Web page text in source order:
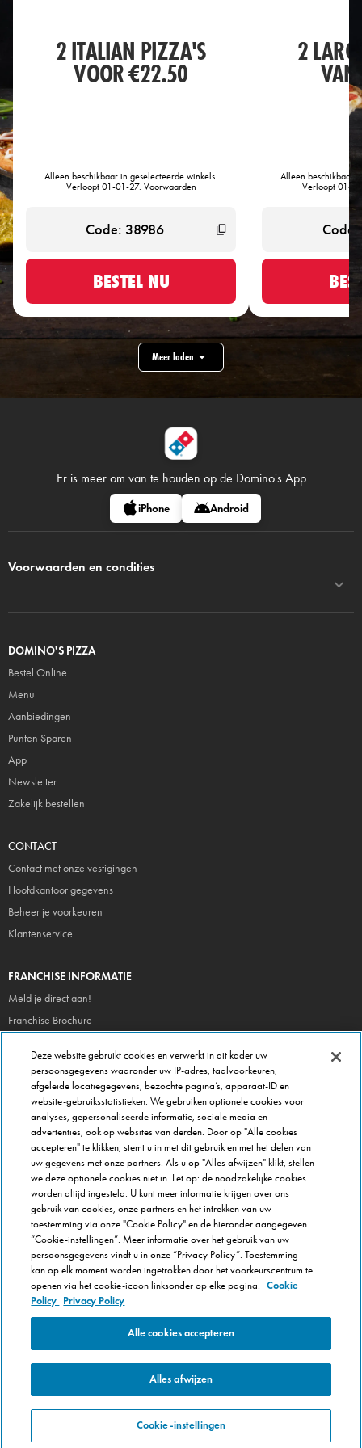
2 ITALIAN PIZZA'S
VOOR €22.50
Alleen beschikbaar in geselecteerde winkels.
Verloopt 01-01-27. Voorwaarden
BESTEL NU
2
Alleen beschikbaar
Verloopt 01-
Meer laden
Er is meer om van te houden op de Domino's App
iPhone Android
Voorwaarden en condities
DOMINO'S PIZZA
Bestel Online
Menu
Aanbiedingen
Punten Sparen
App
Newsletter
Zakelijk bestellen
CONTACT
Contact met onze vestigingen
Hoofdkantoor gegevens
Beheer je voorkeuren
Klantenservice
FRANCHISE INFORMATIE
Meld je direct aan!
Franchise Brochure
OVER DOMINOS
Newsroom
Werken bij Domino's
Care Team (voor medewerkers)
Scam waarschuwing
Privacybeleid
Voorwaarden & Condities
Cookie Policy
Cookie-instellingen
© 2025 Domino's Pizza Enterprises Ltd
Deze website gebruikt cookies en verwerkt in dit kader uw
persoonsgegevens waaronder uw IP-adres, taalvoorkeuren,
afgeleide locatiegegevens, bezochte pagina’s, apparaat-ID en
website-gebruiksstatistieken. We gebruiken optionele cookies voor
analyses, gepersonaliseerde informatie, sociale media en
advertenties, ook op websites van derden. Door op "Alle cookies
accepteren" te klikken, stemt u in met dit gebruik en met het delen van
uw gegevens met onze partners. Als u op "Alles afwijzen" klikt, stellen
we deze optionele cookies niet in. Let op: de noodzakelijke cookies
worden altijd ingesteld. U kunt meer informatie krijgen over ons
gebruik van cookies, onze partners en het intrekken van uw
toestemming via onze "Cookie Policy" en de hieronder aangegeven
“Cookie-instellingen”. Meer informatie over het gebruik van uw
persoonsgegevens vindt u in onze “Privacy Policy”. Toestemming
kan op elk moment worden ingetrokken door het voorkeurscentrum te
openen via het cookie-icoon linksonder op elke pagina. Cookie
Policy Privacy Policy
Alle cookies accepteren
Alles afwijzen
Cookie-instellingen